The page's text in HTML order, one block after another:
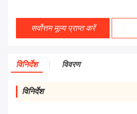
सर्वोत्तम मूल्य प्राप्त करें
विनिर्देश विवरण
विनिर्देश